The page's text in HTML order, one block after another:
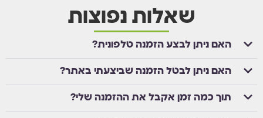
שאלות נפוצות
האם ניתן לבצע הזמנה טלפונית?
האם ניתן לבטל הזמנה שביצעתי באתר?
תוך כמה זמן אקבל את ההזמנה שלי?